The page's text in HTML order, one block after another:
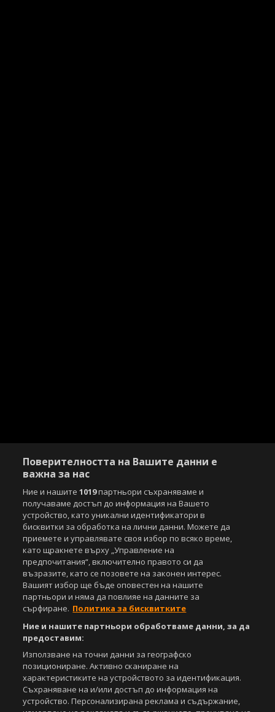
Поверителността на Вашите данни е
важна за нас
Ние и нашите1019партньори съхраняваме и
получаваме достъп до информация на Вашето
устройство, като уникални идентификатори в
бисквитки за обработка на лични данни. Можете да
приемете и управлявате своя избор по всяко време,
като щракнете върху „Управление на
предпочитания“, включително правото си да
възразите, като се позовете на законен интерес.
Вашият избор ще бъде оповестен на нашите
партньори и няма да повлияе на данните за
сърфиране. Политика за бисквитките
Ние и нашите партньори обработваме данни, за да
предоставим:
Използване на точни данни за географско
позициониране. Активно сканиране на
характеристиките на устройството за идентификация.
Съхраняване на и/или достъп до информация на
устройство. Персонализирана реклама и съдържание,